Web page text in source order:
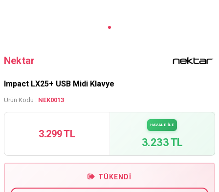
Nektar
Impact LX25+ USB Midi Klavye
Ürün Kodu : NEK0013
3.299 TL
HAVALE İLE
3.233 TL
TÜKENDI